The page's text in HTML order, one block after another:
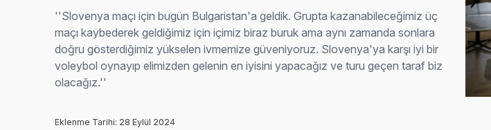
''Slovenya maçı için bugün Bulgaristan'a geldik. Grupta kazanabileceğimiz üç
maçı kaybederek geldiğimiz için içimiz biraz buruk ama aynı zamanda sonlara
doğru gösterdiğimiz yükselen ivmemize güveniyoruz. Slovenya'ya karşı iyi bir
voleybol oynayıp elimizden gelenin en iyisini yapacağız ve turu geçen taraf biz
olacağız.''
Eklenme Tarihi: 28 Eylül 2024